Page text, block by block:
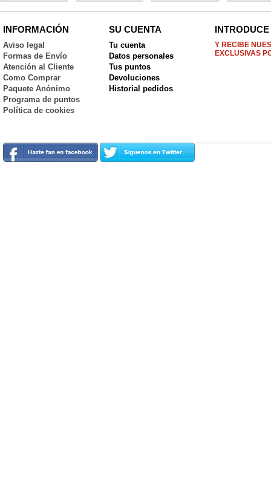
INFORMACIÓN
Aviso legal
Formas de Envío
Atención al Cliente
Como Comprar
Paquete Anónimo
Programa de puntos
Política de cookies
SU CUENTA
Tu cuenta
Datos personales
Tus puntos
Devoluciones
Historial pedidos
Y RECIBE
EXCLUSIVAS